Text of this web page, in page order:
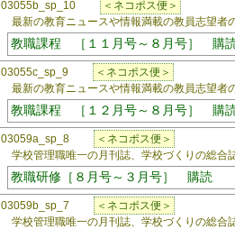
03055b_sp_10
＜ネコポス便＞
最新の教育ニュースや情報満載の教員志望者
教職課程 ［１１月号～８月号］ 購
03055c_sp_9
＜ネコポス便＞
最新の教育ニュースや情報満載の教員志望者
教職課程 ［１２月号～８月号］ 購
03059a_sp_8
＜ネコポス便＞
学校管理職唯一の月刊誌、学校づくりの総合
教職研修［８月号～３月号］ 購読
03059b_sp_7
＜ネコポス便＞
学校管理職唯一の月刊誌、学校づくりの総合